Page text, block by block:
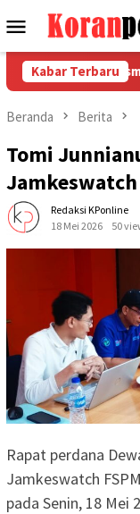
ke
Menu
Mobile
Kabar Terbaru
Beranda Berita
Tomi
Jamkeswatch
Redaksi KPonline
18 Mei 2026
50
Rapat perdana
Jamkeswatch
pada Senin, 18 Mei